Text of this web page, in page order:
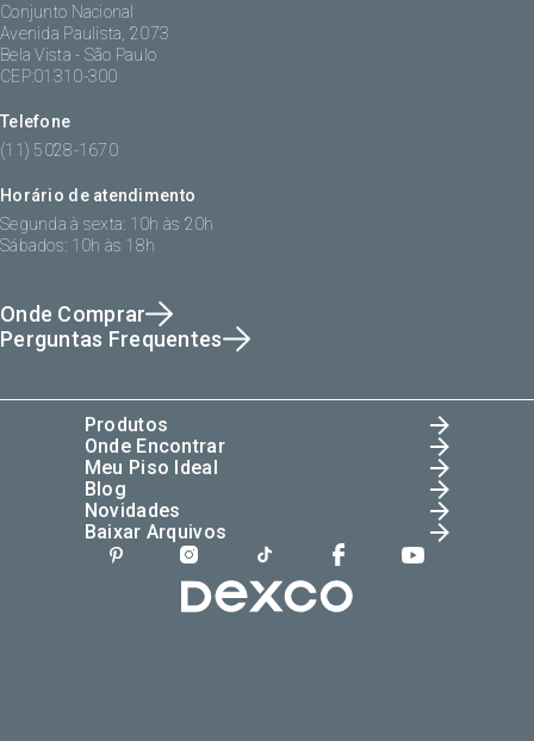
Conjunto Nacional
Avenida Paulista, 2073
Bela Vista - São Paulo
CEP:01310-300
Telefone
(11) 5028-1670
Horário de atendimento
Segunda à sexta: 10h às 20h
Sábados: 10h às 18h
Onde Comprar
Perguntas Frequentes
Produtos
Onde Encontrar
Meu Piso Ideal
Blog
Novidades
Baixar Arquivos